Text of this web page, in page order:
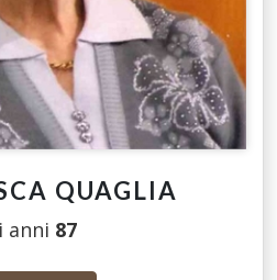
QUAGLIA
anni 87